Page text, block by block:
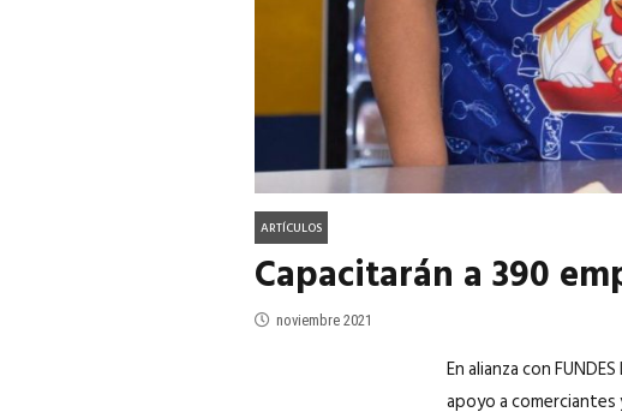
ARTÍCULOS
Capacitarán a 390
noviembre 2021
En alianza con
apoyo a